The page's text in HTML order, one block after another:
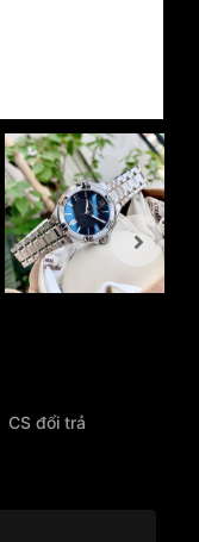
CS đổi trả